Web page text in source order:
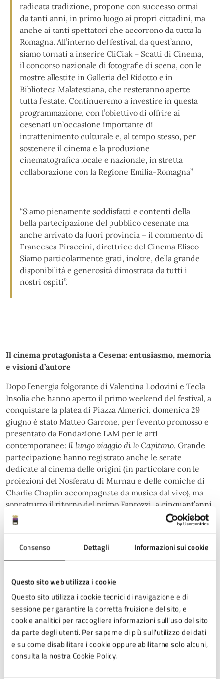
Consenso Dettagli Informazioni sui cookie
Questo sito web utilizza i cookie
Questo sito utilizza i cookie tecnici di navigazione e di
sessione per garantire la corretta fruizione del sito, e
cookie analitici per raccogliere informazioni sull'uso del sito
da parte degli utenti. Per saperne di più sull'utilizzo dei dati
e su come disabilitare i cookie oppure abilitarne solo alcuni,
consulta la nostra Cookie Policy.
radicata tradizione, propone con successo ormai
da tanti anni, in primo luogo ai propri cittadini, ma
anche ai tanti spettatori che accorrono da tutta la
Romagna. All’interno del festival, da quest’anno,
siamo tornati a inserire CliCiak – Scatti di Cinema,
il concorso nazionale di fotografie di scena, con le
mostre allestite in Galleria del Ridotto e in
Biblioteca Malatestiana, che resteranno aperte
tutta l’estate. Continueremo a investire in questa
programmazione, con l’obiettivo di offrire ai
cesenati un’occasione importante di
intrattenimento culturale e, al tempo stesso, per
sostenere il cinema e la produzione
cinematografica locale e nazionale, in stretta
collaborazione con la Regione Emilia-Romagna”.
“Siamo pienamente soddisfatti e contenti della
bella partecipazione del pubblico cesenate ma
anche arrivato da fuori provincia – il commento di
Francesca Piraccini, direttrice del Cinema Eliseo –
Siamo particolarmente grati, inoltre, della grande
disponibilità e generosità dimostrata da tutti i
nostri ospiti”.
Il cinema protagonista a Cesena: entusiasmo, memoria
e visioni d’autore
Dopo l’energia folgorante di Valentina Lodovini e Tecla
Insolia che hanno aperto il primo weekend del festival, a
conquistare la platea di Piazza Almerici, domenica 29
giugno è stato Matteo Garrone, per l’evento promosso e
presentato da Fondazione LAM per le arti
contemporanee: Il lungo viaggio di Io Capitano. Grande
partecipazione hanno registrato anche le serate
dedicate al cinema delle origini (in particolare con le
proiezioni del Nosferatu di Murnau e delle comiche di
Charlie Chaplin accompagnate da musica dal vivo), ma
soprattutto il ritorno del primo Fantozzi, a cinquant’anni
dall’uscita nelle sale. L’orgoglio cesenate è andato in
scena domenica 6 luglio, con l’accoglienza festosa
del produttore Maurizio Paganelli. Per finire con la
serata di lunedì 7 luglio che ha visto ospite di Piazze di
voluto visitare la Biblioteca Malatestiana, cui ha dedicato
parole di vera meraviglia. Il regista, intervistato da
Daniele Gualdi, è stato quindi accolto in serata con
grande calore dal pubblico in Piazza Almerici per la
proiezione di Pane e tulipani a 25 anni dalla sua prima
uscita, e in Arena San Biagio dove era in programma il
suo ultimo film Le assaggiatrici. Purtroppo, a causa di un